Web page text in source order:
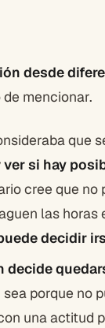
desde
mencionar.
que
ver si hay
cree que no
las horas
decidir
decide
sea porque no
una actitud